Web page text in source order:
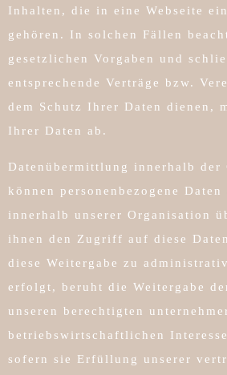
Inhalten, die in eine Webseite
gehören. In solchen Fällen
gesetzlichen Vorgaben und
entsprechende Verträge bzw.
dem Schutz Ihrer Daten dienen,
Ihrer Daten ab.
Datenübermittlung innerhalb der
können personenbezogene
innerhalb unserer Organisation
ihnen den Zugriff auf diese
diese Weitergabe zu
erfolgt, beruht die Weitergabe
unseren berechtigten
betriebswirtschaftlichen
sofern sie Erfüllung unserer